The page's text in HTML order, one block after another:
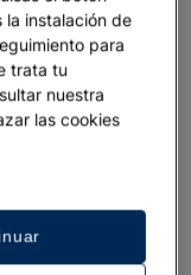
la Humanidad por la
en el
desde 2005,
en las villas de
la instalación de
para
trata tu
nuestra
las cookies